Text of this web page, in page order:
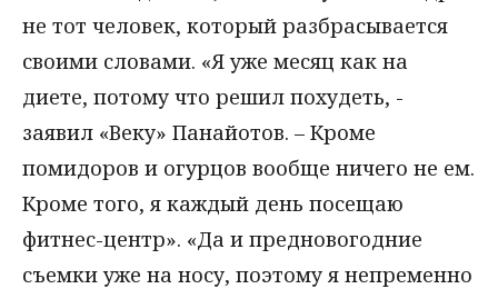
не тот человек, который разбрасывается
своими словами. «Я уже месяц как на
диете, потому что решил похудеть, -
заявил «Веку» Панайотов. – Кроме
помидоров и огурцов вообще ничего не ем.
Кроме того, я каждый день посещаю
фитнес-центр». «Да и предновогодние
съемки уже на носу, поэтому я непременно